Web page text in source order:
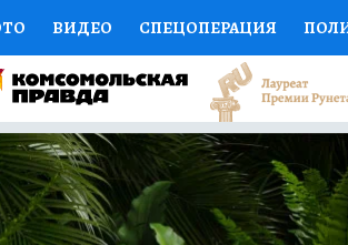
ВИДЕО СПЕЦОПЕРАЦИЯ
НАУКА СПОРТ
ЭКСПЕРТОВ ДОКТОР
ПОЛКА ПРОГНОЗЫ НА СПОРТ